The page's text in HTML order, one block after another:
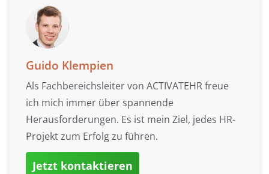
Guido Klempien
Als Fachbereichsleiter von ACTIVATEHR freue
ich mich immer über spannende
Herausforderungen. Es ist mein Ziel, jedes HR-
Projekt zum Erfolg zu führen.
Jetzt kontaktieren